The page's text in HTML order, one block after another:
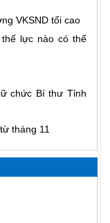
VKSND tối cao
lực nào có thể
chức Bí thư Tỉnh
tháng 11